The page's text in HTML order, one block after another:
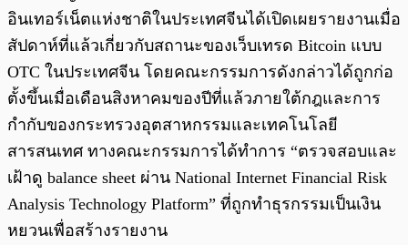
อินเทอร์เน็ตแห่งชาติในประเทศจีนได้เปิดเผยรายงานเมื่อ
สัปดาห์ที่แล้วเกี่ยวกับสถานะของเว็บเทรด Bitcoin แบบ
OTC ในประเทศจีน โดยคณะกรรมการดังกล่าวได้ถูกก่อ
ตั้งขึ้นเมื่อเดือนสิงหาคมของปีที่แล้วภายใต้กฎและการ
กำกับของกระทรวงอุตสาหกรรมและเทคโนโลยี
สารสนเทศ ทางคณะกรรมการได้ทำการ “ตรวจสอบและ
เฝ้าดู balance sheet ผ่าน National Internet Financial Risk
Analysis Technology Platform” ที่ถูกทำธุรกรรมเป็นเงิน
หยวนเพื่อสร้างรายงาน